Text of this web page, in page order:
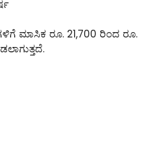
ಮಾಸಿಕ ರೂ. 21,700 ರಿಂದ ರೂ.